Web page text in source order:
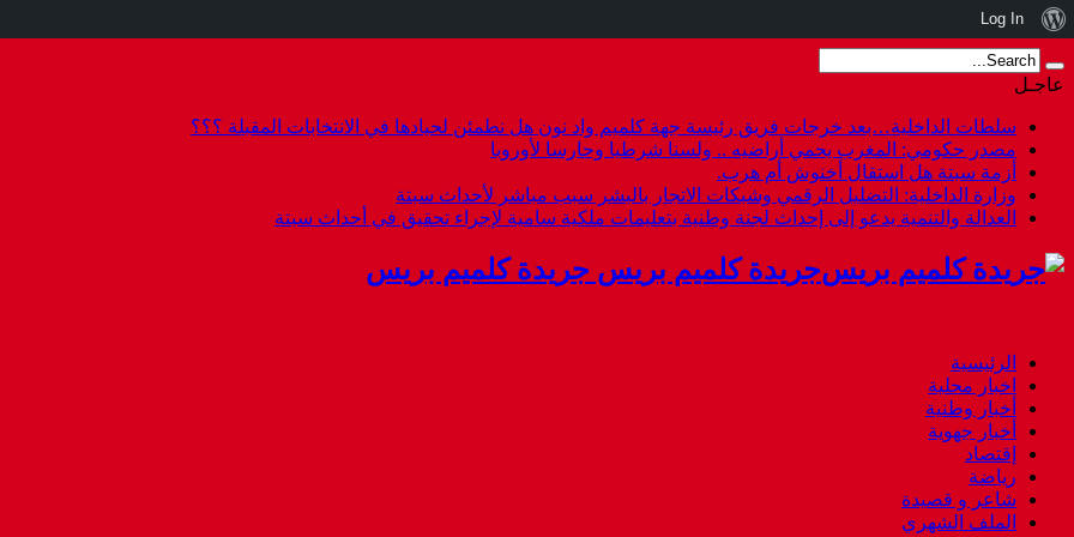
عاجـل
سلطات الداخلية…بعد خرجات فريق رئيسة جهة كلميم واد نون هل نطمئن لحيادها في الانتخابات المقبلة ؟؟؟
مصدر حكومي: المغرب يحمي أراضيه .. ولسنا شرطيا وحارسا لأوروبا
أزمة سبتة هل استقال أخنوش أم هرب.
وزارة الداخلية: التضليل الرقمي وشبكات الاتجار بالبشر سبب مباشر لأحداث سبتة
العدالة والتنمية يدعو إلى إحداث لجنة وطنية بتعليمات ملكية سامية لإجراء تحقيق في أحداث سبتة
جريدة كلميم بريس جريدة كلميم بريس
الرئيسية
اخبار محلية
أخبار وطنية
أخبار جهوية
إقتصاد
رياضة
شاعر و قصيدة
الملف الشهري
نبذة
عن
ووردبريس
Log In